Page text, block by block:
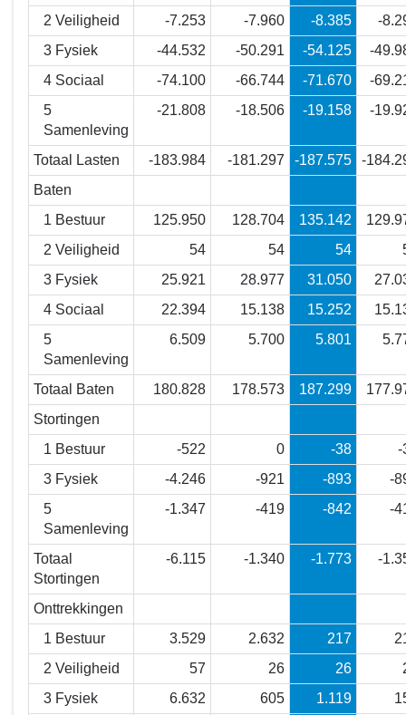
toelichting
Overzicht
baten
lasten
2 Veiligheid
-7.253 -7.960 -8.385
-
3 Fysiek
-44.532 -50.291 -54.125
-
4 Sociaal
-74.100 -66.744 -71.670
-
5
Samenleving
-21.808 -18.506 -19.158 -
Totaal Lasten -183.984 -181.297 -187.575
-
Baten
1 Bestuur
125.950 128.704 135.142
2 Veiligheid
54 54 54
3 Fysiek
25.921 28.977 31.050
4 Sociaal
22.394 15.138 15.252
5
Samenleving
6.509 5.700 5.801
Totaal Baten 180.828 178.573 187.299
Stortingen
1 Bestuur
-522 0 -38
-
3 Fysiek
-4.246 -921 -893
-
5
Samenleving
-1.347 -419 -842 -
Totaal
Stortingen
-6.115 -1.340 -1.773 -
Onttrekkingen
1 Bestuur
3.529 2.632 217
2 Veiligheid
57 26 26
3 Fysiek
6.632 605 1.119